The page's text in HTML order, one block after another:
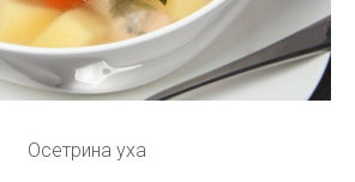
Осетрина уха